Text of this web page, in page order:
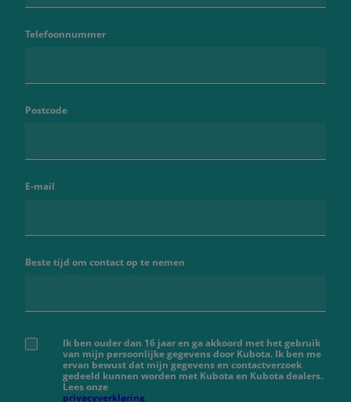
Telefoonnummer
Postcode
E-mail
Beste tijd om contact op te nemen
Ik ben ouder dan 16 jaar en ga akkoord met het gebruik
van mijn persoonlijke gegevens door Kubota. Ik ben me
ervan bewust dat mijn gegevens en contactverzoek
gedeeld kunnen worden met Kubota en Kubota dealers.
Lees onze
privacyverklaring